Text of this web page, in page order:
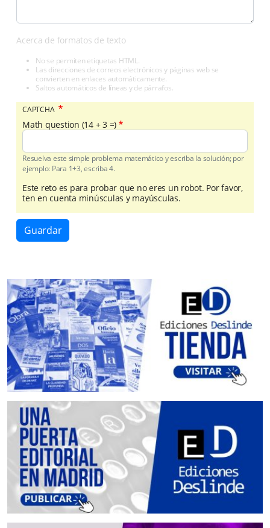
Acerca de formatos de texto
No se permiten etiquetas HTML.
Las direcciones de correos electrónicos y páginas web se
convierten en enlaces automáticamente.
Saltos automáticos de líneas y de párrafos.
CAPTCHA
Math question (14 + 3 =)
Resuelva este simple problema matemático y escriba la solución; por
ejemplo: Para 1+3, escriba 4.
Este reto es para probar que no eres un robot. Por favor,
ten en cuenta minúsculas y mayúsculas.
Guardar